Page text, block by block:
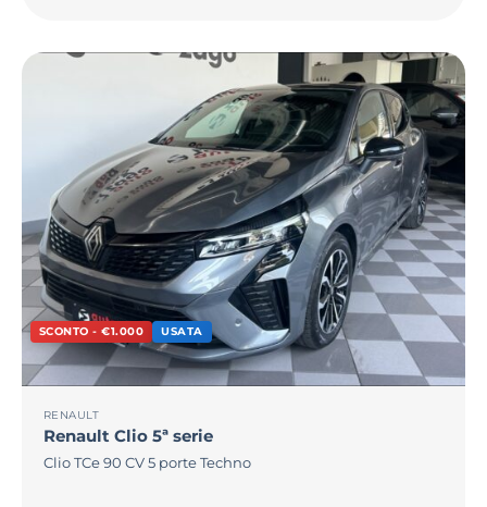
SCONTO - €1.000 USATA
RENAULT
Renault Clio 5ª serie
Clio TCe 90 CV 5 porte Techno